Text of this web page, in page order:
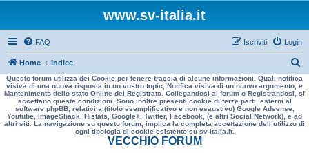
www.sv-italia.it
FAQ Login
Iscriviti
Home Indice
e
r
a
Questo forum utilizza dei Cookie per tenere traccia di alcune informazioni. Quali notifica
visiva di una nuova risposta in un vostro topic, Notifica visiva di un nuovo argomento, e
Mantenimento dello stato Online del Registrato. Collegandosi al forum o Registrandosi, si
accettano queste condizioni. Sono inoltre presenti cookie di terze parti, esterni al
software phpBB, relativi a (titolo esemplificativo e non esaustivo) Google Adsense,
Youtube, ImageShack, Histats, Google+, Twitter, Facebook, (e altri Social Network), e ad
altri siti. La navigazione su questo forum, implica la completa accettazione dell’utilizzo di
ogni tipologia di cookie esistente su sv-italia.it.
VECCHIO FORUM